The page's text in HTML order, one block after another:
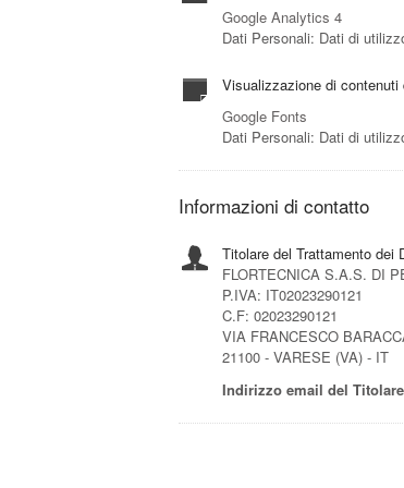
Google Analytics 4
Dati Personali: Dati di
Visualizzazione di
Google Fonts
Dati Personali: Dati di
Informazioni di contatto
Titolare del Trattamento dei
FLORTECNICA S.A.S. DI
P.IVA: IT02023290121
C.F: 02023290121
VIA FRANCESCO
21100 - VARESE (VA) - IT
Indirizzo email del